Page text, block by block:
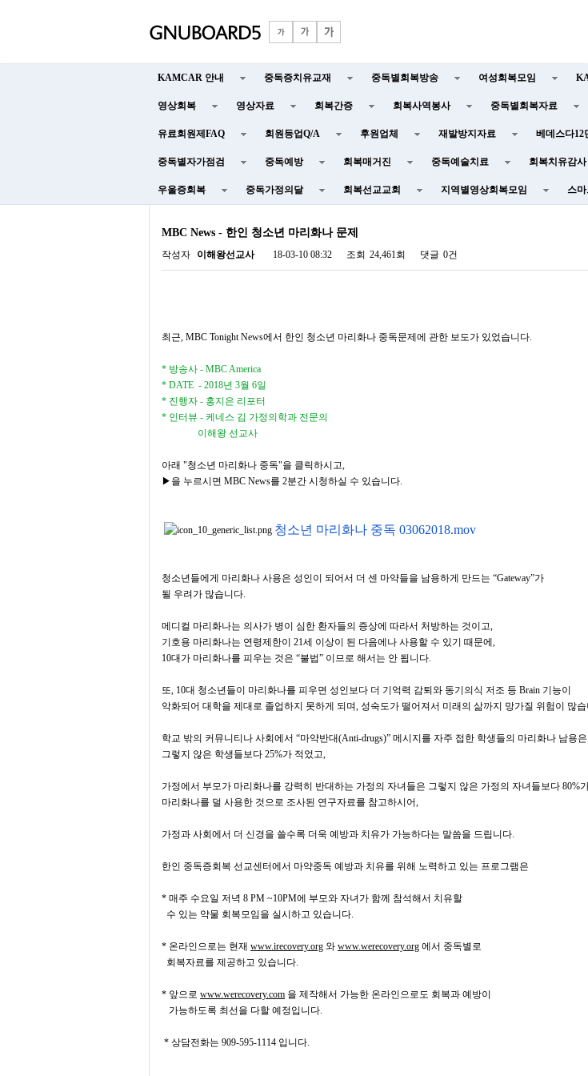
KAMCAR 안내 중독증치유교재 중독별회복방송 여성회복모임
영상회복 영상자료 회복간증 회복사역봉사 중독별회복자료
유료회원제FAQ 회원등업Q/A 후원업체 재발방지자료 베데스다12
중독별자가점검 중독예방 회복매거진 중독예술치료 회복치유감사
우울증회복 중독가정의달 회복선교교회 지역별영상회복모임 스
MBC News - 한인 청소년 마리화나 문제
작성자 이해왕선교사 18-03-10 08:32 조회 24,461회 댓글 0건
최근, MBC Tonight News에서 한인 청소년 마리화나 중독문제에 관한 보도가 있었습니다.
* 방송사 - MBC America
* DATE - 2018년 3월 6일
* 진행자 - 홍지은 리포터
* 인터뷰 - 케네스 김 가정의학과 전문의
이해왕 선교사
아래 "청소년 마리화나 중독"을 클릭하시고,
▶을 누르시 면 MBC News를 2분간 시청하실 수 있습니다.
청소년 마리화나 중독 03062018.mov
청소년들에게 마리화나 사용은 성인이 되어서 더 센 마약들을 남용하게 만드는 “Gateway”가
될 우려가 많습니다.
메디컬 마리화나는 의사가 병이 심한 환자들의 증상에 따라서 처방하는 것이고,
기호용 마리화나는 연령제한이 21세 이상이 된 다음에나 사용할 수 있기 때문에,
10대가 마리화나를 피우는 것은 “불법” 이므로 해서는 안 됩니다.
또, 10대 청소년들이 마리화나를 피우면 성인보다 더 기억력 감퇴와 동기의식 저조 등 Brain 기능이
악화되어 대학을 제대로 졸업하지 못하게 되며, 성숙도가 떨어져서 미래의 삶까지 망가질 위험이 많
학교 밖의 커뮤니티나 사회에서 “마약반대(Anti-drugs)” 메시지를 자주 접한 학생들의 마리화나 남용은
그렇지 않은 학생들보다 25%가 적었고,
가정에서 부모가 마리화나를 강력히 반대하는 가정의 자녀들은 그렇지 않은 가정의 자녀들보다 80%
마리화나를 덜 사용한 것으로 조사된 연구자료를 참고하시어,
가정과 사회에서 더 신경을 쓸수록 더욱 예방과 치유가 가능하다는 말씀을 드립니다.
한인 중독증회복 선교센터에서 마약중독 예방과 치유를 위해 노력하고 있는 프로그램은
* 매주 수요일 저녁 8 PM ~10PM에 부모와 자녀가 함께 참석해서 치유할
수 있는 약물 회복모임을 실시하고 있습니다.
* 온라인으로는 현재 www.irecovery.org 와 www.werecovery.org 에서 중독별로
회복자료를 제공하고 있습니다.
* 앞으로 www.werecovery.com 을 제작해서 가능한 온라인으로도 회복과 예방이
가능하도록 최선을 다할 예정입니다.
* 상담전화는 909-595-1114 입니다.